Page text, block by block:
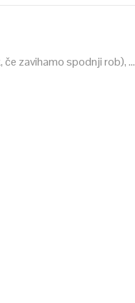
če zavihamo spodnji rob), …